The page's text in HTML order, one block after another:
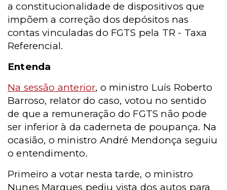
aconstitucionalidade de dispositivos que
impõem a correção dos depósitos nas
contas vinculadas do FGTS pela TR - Taxa
Referencial.
Entenda
Na sessão anterior, o ministro Luís Roberto
Barroso, relator do caso, votou no sentido
de que a remuneração do FGTS não pode
ser inferior à da caderneta de poupança. Na
ocasião, o ministro André Mendonça seguiu
o entendimento.
Primeiro a votar nesta tarde, o ministro
Nunes Marques pediu vista dos autos para